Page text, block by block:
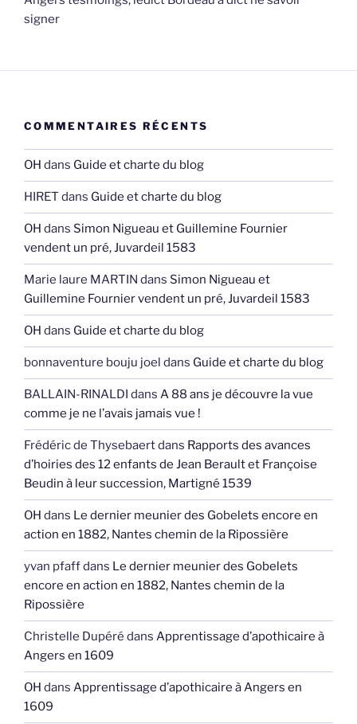
signer
COMMENTAIRES RÉCENTS
OH dans Guide et charte du blog
HIRET dans Guide et charte du blog
OH dans Simon Nigueau et Guillemine Fournier
vendent un pré, Juvardeil 1583
Marie laure MARTIN dans Simon Nigueau et
Guillemine Fournier vendent un pré, Juvardeil 1583
OH dans Guide et charte du blog
bonnaventure bouju joel dans Guide et charte du blog
BALLAIN-RINALDI dans A 88 ans je découvre la vue
comme je ne l’avais jamais vue !
Frédéric de Thysebaertdans Rapports des avances
d’hoiries des 12 enfants de Jean Berault et Françoise
Beudin à leur succession, Martigné 1539
OH dans Le dernier meunier des Gobelets encore en
action en 1882, Nantes chemin de la Ripossière
yvan pfaffdans Le dernier meunier des Gobelets
encore en action en 1882, Nantes chemin de la
Ripossière
Christelle Dupéré dans Apprentissage d’apothicaire à
Angers en 1609
OH dans Apprentissage d’apothicaire à Angers en
1609